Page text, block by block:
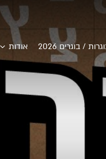
/ בוגרים 2026 אודות